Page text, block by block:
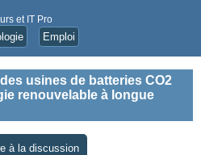
et IT Pro
Emploi
usines de batteries CO2
renouvelable à longue
à la discussion